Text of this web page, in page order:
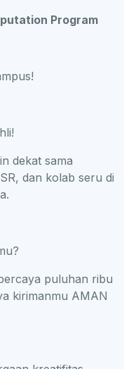
Program
dekat sama
dan kolab seru di
puluhan ribu
kirimanmu AMAN